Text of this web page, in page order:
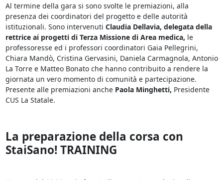
Al termine della gara si sono svolte le premiazioni, alla
presenza dei coordinatori del progetto e delle autorità
istituzionali. Sono intervenuti Claudia Dellavia, delegata della
rettrice ai progetti di Terza Missione di Area medica, le
professoresse ed i professori coordinatori Gaia Pellegrini,
Chiara Mandò, Cristina Gervasini, Daniela Carmagnola, Antonio
La Torre e Matteo Bonato che hanno contribuito a rendere la
giornata un vero momento di comunità e partecipazione.
Presente alle premiazioni anche Paola Minghetti, Presidente
CUS La Statale.
La preparazione della corsa con
StaiSano! TRAINING